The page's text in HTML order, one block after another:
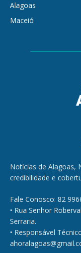
Alagoas
Maceió
Notícias de Alagoas,
credibilidade e
Fale Conosco: 82
• Rua Senhor
Serraria.
• Responsável